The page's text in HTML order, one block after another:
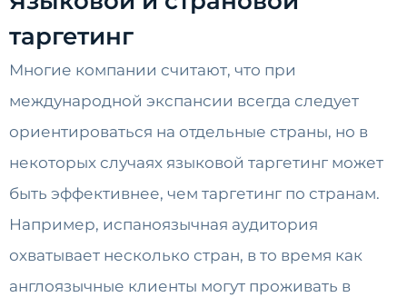
таргетинг
Многие компании считают, что при
международной экспансии всегда следует
ориентироваться на отдельные страны, но в
некоторых случаях языковой таргетинг может
быть эффективнее, чем таргетинг по странам.
Например, испаноязычная аудитория
охватывает несколько стран, в то время как
англоязычные клиенты могут проживать в